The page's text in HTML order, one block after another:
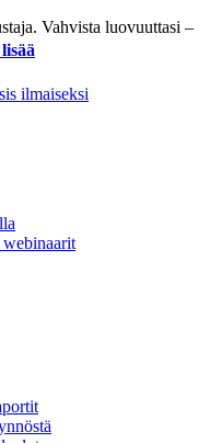
Vahvista luovuuttasi –
webinaarit